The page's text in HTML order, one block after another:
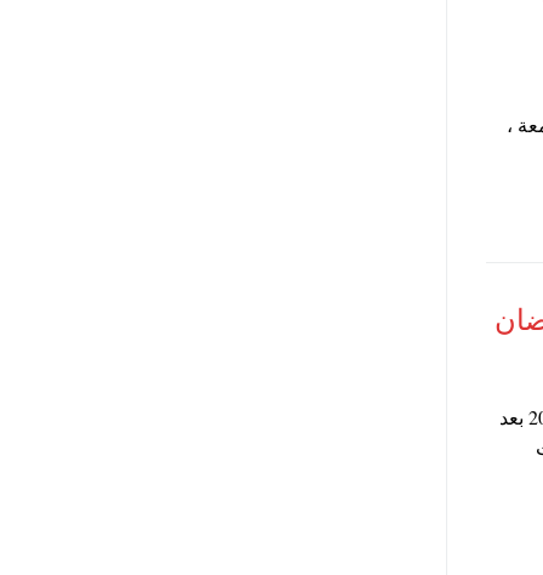
2022 يوم الجمعة ،
اعلن مجلس الوزراء اليوم عودة تطبيق التوقيت الصيفي في مصر 2016 بعد